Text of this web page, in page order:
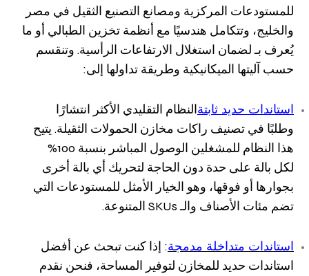
للمستودعات المركزية ومصانع التصنيع الثقيل في مصر
والخليج، وتتكامل هندسيًا مع أنظمة تخزين الطبالي أو ما
يُعرف بـ لضمان استغلال الارتفاعات الرأسية. وتنقسم
حسب آليتها الميكانيكية وطريقة تداولها إلى:
استاندات حديد ثابتةالنظام التقليدي الأكثر انتشارًا
وطلبًا في تصنيف راكات مخازن الحمولات الثقيلة. يتيح
هذا النظام للمشغلين الوصول المباشر بنسبة 100%
لكل بالة على حدة دون الحاجة لتحريك أي بالة أخرى
بجوارها أو فوقها، وهو الخيار الأمثل للمستودعات التي
تضم مئات الأصناف والـ SKUs المتنوعة.
استاندات متداخلة مدمجة: إذا كنت تبحث عن أفضل
استاندات حديد للمخازن لتوفير المساحة، فنحن نقدم